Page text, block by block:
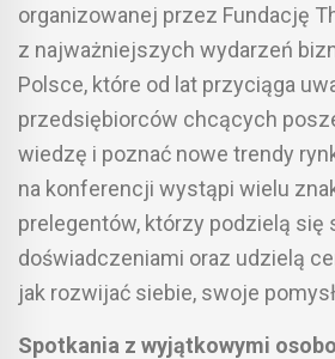
organizowanej przez Fundację
z najważniejszych wydarzeń
Polsce, które od lat przyciąga
przedsiębiorców chcących
wiedzę i poznać nowe trendy
na konferencji wystąpi wielu
prelegentów, którzy podzielą się
doświadczeniami oraz udzielą
jak rozwijać siebie, swoje
Spotkania z wyjątkowymi